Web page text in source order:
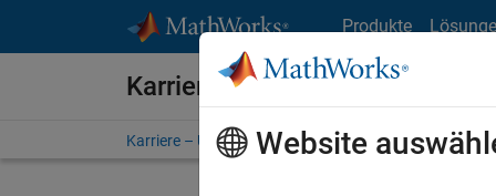
Produkte
Karriere bei MathWorks
Karriere – Übersicht Stellensuche
Website